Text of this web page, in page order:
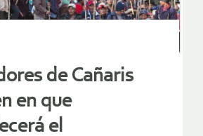
de Cañaris
en que
el